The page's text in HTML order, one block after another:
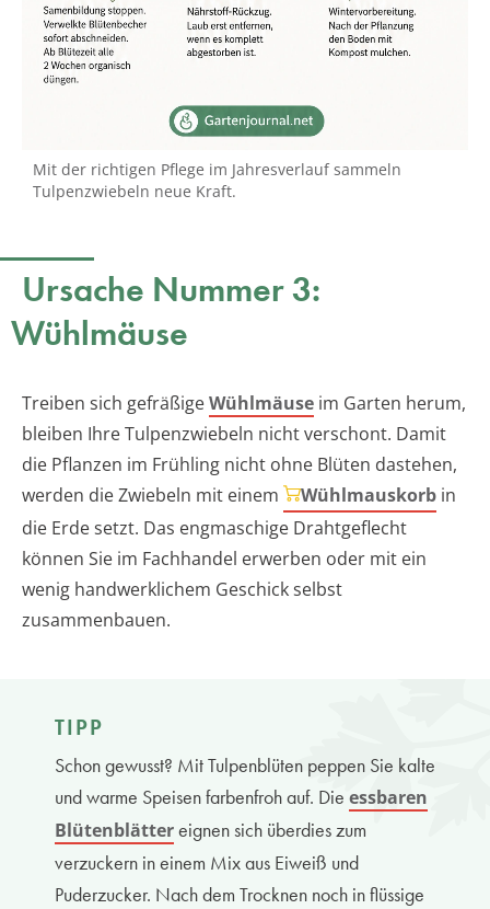
Mit der richtigen Pflege im Jahresverlauf sammeln
Tulpenzwiebeln neue Kraft.
Ursache Nummer 3:
Wühlmäuse
Treiben sich gefräßigeWühlmäuse im Garten herum,
bleiben Ihre Tulpenzwiebeln nicht verschont. Damit
die Pflanzen im Frühling nicht ohne Blüten dastehen,
werden die Zwiebeln mit einem
Wühlmauskorb in
die Erde setzt. Das engmaschige Drahtgeflecht
können Sie im Fachhandel erwerben oder mit ein
wenig handwerklichem Geschick selbst
zusammenbauen.
TIPP
Schon gewusst? Mit Tulpenblüten peppen Sie kalte
und warme Speisen farbenfroh auf. Die essbaren
Blütenblättereignen sich überdies zum
verzuckern in einem Mix aus Eiweiß und
Puderzucker. Nach dem Trocknen noch in flüssige